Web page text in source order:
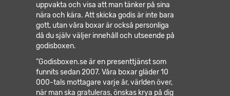
uppvakta och visa att man tänker på sina
nära och kära. Att skicka godis är inte bara
gott, utan våra boxar är också personliga
då du själv väljer innehåll och utseende på
godisboxen.
”Godisboxen.se är en presenttjänst som
funnits sedan 2007. Våra boxar gläder 10
000-tals mottagare varje år, världen över,
när man ska gratuleras, önskas krya på dig